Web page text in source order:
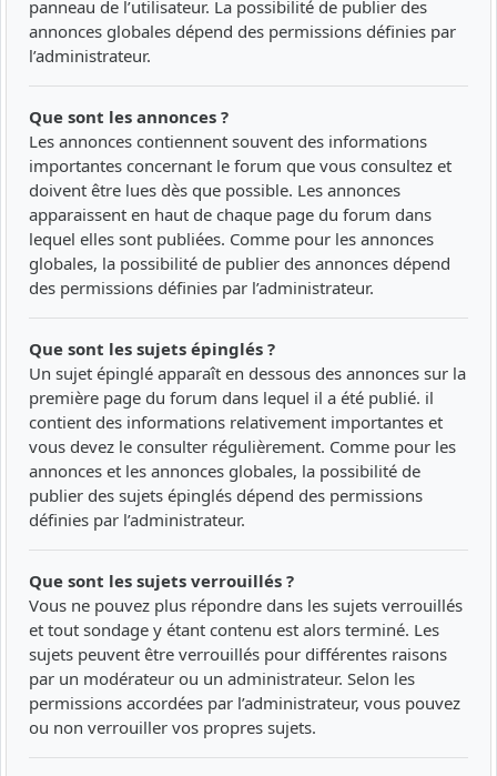
panneau de l’utilisateur. La possibilité de publier des
annonces globales dépend des permissions définies par
l’administrateur.
Que sont les annonces ?
Les annonces contiennent souvent des informations
importantes concernant le forum que vous consultez et
doivent être lues dès que possible. Les annonces
apparaissent en haut de chaque page du forum dans
lequel elles sont publiées. Comme pour les annonces
globales, la possibilité de publier des annonces dépend
des permissions définies par l’administrateur.
Que sont les sujets épinglés ?
Un sujet épinglé apparaît en dessous des annonces sur la
première page du forum dans lequel il a été publié. il
contient des informations relativement importantes et
vous devez le consulter régulièrement. Comme pour les
annonces et les annonces globales, la possibilité de
publier des sujets épinglés dépend des permissions
définies par l’administrateur.
Que sont les sujets verrouillés ?
Vous ne pouvez plus répondre dans les sujets verrouillés
et tout sondage y étant contenu est alors terminé. Les
sujets peuvent être verrouillés pour différentes raisons
par un modérateur ou un administrateur. Selon les
permissions accordées par l’administrateur, vous pouvez
ou non verrouiller vos propres sujets.